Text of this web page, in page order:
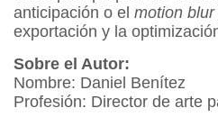
anticipación o el motion blur
exportación y la
Sobre el Autor:
Nombre: Daniel Benítez
Profesión: Director de arte